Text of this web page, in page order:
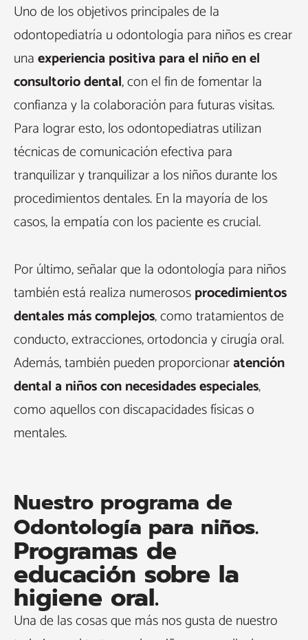
Uno de los objetivos principales de la
odontopediatría u odontología para niños es crear
unaexperiencia positiva para el niño en el
consultorio dental, con el fin de fomentar la
confianza y la colaboración para futuras visitas.
Para lograr esto, los odontopediatras utilizan
técnicas de comunicación efectiva para
tranquilizar y tranquilizar a los niños durante los
procedimientos dentales. En la mayoría de los
casos, la empatía con los paciente es crucial.
Por último, señalar que la odontología para niños
también está realiza numerososprocedimientos
dentales más complejos, como tratamientos de
conducto, extracciones, ortodoncia y cirugía oral.
Además, también pueden proporcionaratención
dental a niños con necesidades especiales,
como aquellos con discapacidades físicas o
mentales.
Nuestro programa de
Odontología para niños.
Programas de
educación sobre la
higiene oral.
Una de las cosas que más nos gusta de nuestro